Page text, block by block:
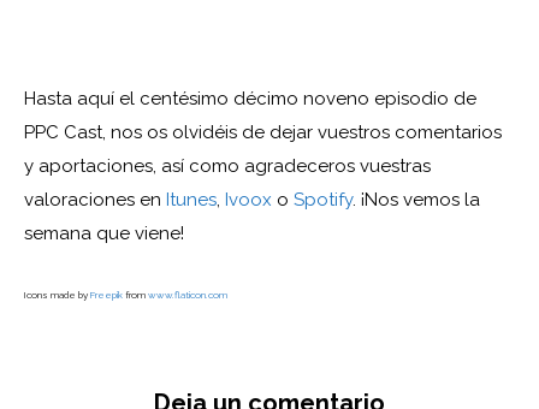
Hasta aquí el centésimo décimo noveno episodio de
PPC Cast, nos os olvidéis de dejar vuestros comentarios
y aportaciones, así como agradeceros vuestras
valoraciones en Itunes, Ivoox o Spotify. ¡Nos vemos la
semana que viene!
Icons made by Freepik from www.flaticon.com
Deja un comentario